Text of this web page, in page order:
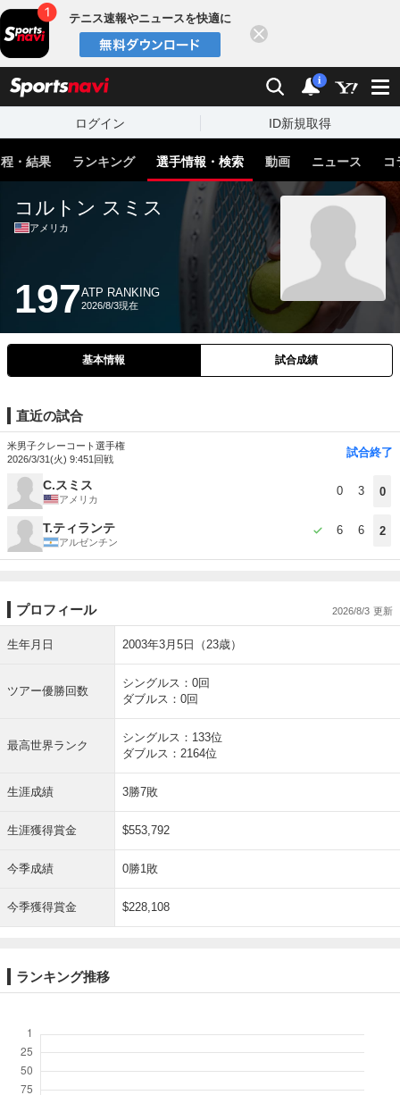
テニス速報やニュースを快適に
検索 通知
i
ログイン ID新規取得
・結果 ランキング 選手情報・検索 動画 ニュース コ
コルトン スミス
アメリカ
197ATP RANKING
2026/8/3現在
基本情報 試合成績
直近の試合
米男子クレーコート選手権
2026/3/31(火) 9:451回戦 試合終了
C.スミス
アメリカ
0 3 0
T.ティランテ
アルゼンチン
6 6 2
プロフィール 2026/8/3
生年月日 2003年3月5日（23歳）
ツアー優勝回数
シングルス：0回
ダブルス：0回
最高世界ランク
シングルス：133位
ダブルス：2164位
生涯成績 3勝7敗
生涯獲得賞金 $553,792
今季成績 0勝1敗
今季獲得賞金 $228,108
ランキング推移